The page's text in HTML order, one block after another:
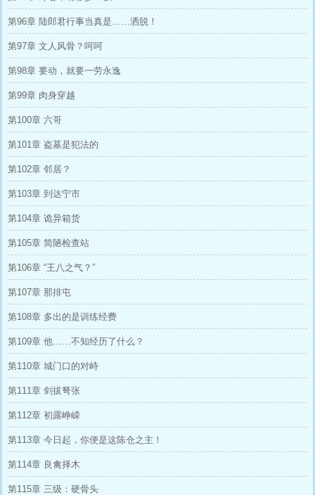
第96章 陆郎君行事当真是……洒脱！
第97章 文人风骨？呵呵
第98章 要动，就要一劳永逸
第99章 肉身穿越
第100章 六哥
第101章 盗墓是犯法的
第102章 邻居？
第103章 到达宁市
第104章 诡异箱货
第105章 简陋检查站
第106章 “王八之气？”
第107章 那排屯
第108章 多出的是训练经费
第109章 他……不知经历了什么？
第110章 城门口的对峙
第111章 剑拔弩张
第112章 初露峥嵘
第113章 今日起，你便是这陈仓之主！
第114章 良禽择木
第115章 三级：硬骨头